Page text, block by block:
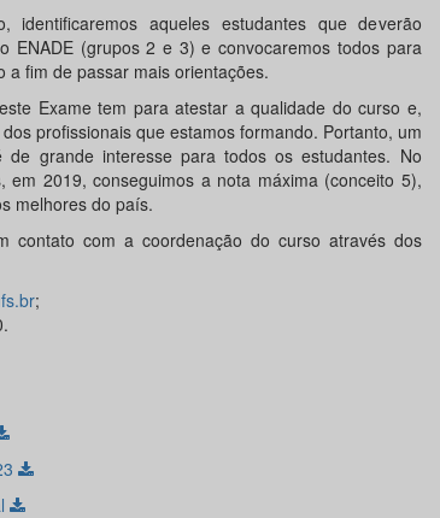
identificaremos aqueles estudantes que deverão
ENADE (grupos 2 e 3) e convocaremos todos para
a fim de passar mais orientações.
Exame tem para atestar a qualidade do curso e,
profissionais que estamos formando. Portanto, um
de grande interesse para todos os estudantes. No
em 2019, conseguimos a nota máxima (conceito 5),
melhores do país.
contato com a coordenação do curso através dos
;